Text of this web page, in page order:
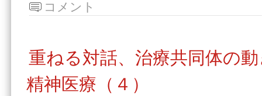
コメント
重ねる対話、治療共同体の
精神医療（４）